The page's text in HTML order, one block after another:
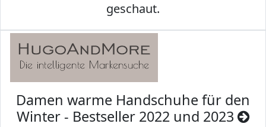
geschaut.
Damen warme Handschuhe für den
Winter - Bestseller 2022 und 2023